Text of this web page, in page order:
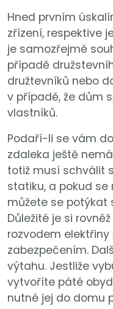
Hned prvním
zřízení, respektive
je samozřejmě
případě
družtevníků nebo
v případě, že dům
vlastníků.
Podaří-li se vám
zdaleka ještě
totiž musí schválit
statiku, a pokud
můžete se potýkat
Důležité je si
rozvodem
zabezpečením.
výtahu. Jestliže
vytvoříte páté
nutné jej do domu